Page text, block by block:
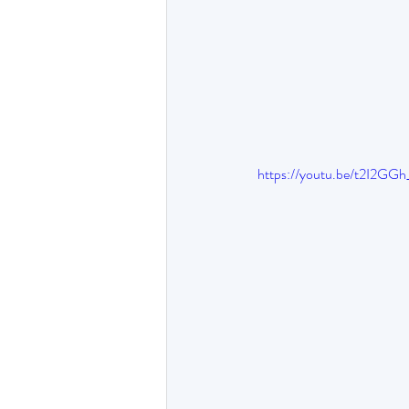
https://youtu.be/